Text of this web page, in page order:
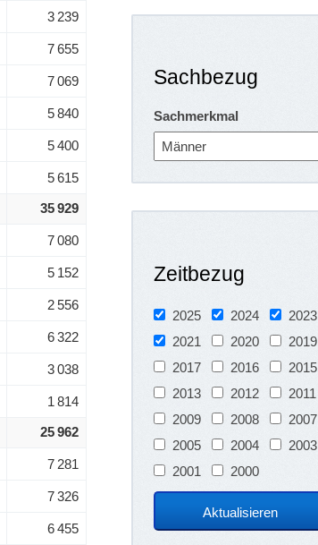
3 239
7 655
7 069
5 840
5 400
5 615
35 929
7 080
5 152
2 556
6 322
3 038
1 814
25 962
7 281
7 326
6 455
Sachbezug
Sachmerkmal
Zeitbezug
2025 2024 2023
2021
2020 2019
2017
2016 2015
2013
2012 2011
2009
2008 2007
2005
2004 2003
2001
2000